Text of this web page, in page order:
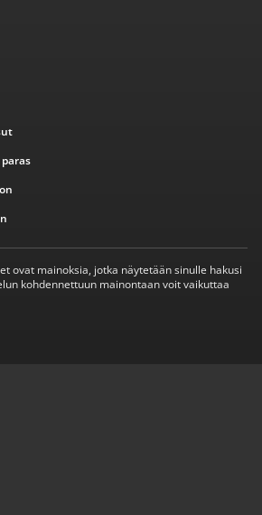
ovat mainoksia, jotka näytetään sinulle hakusi
kohdennettuun mainontaan voit vaikuttaa